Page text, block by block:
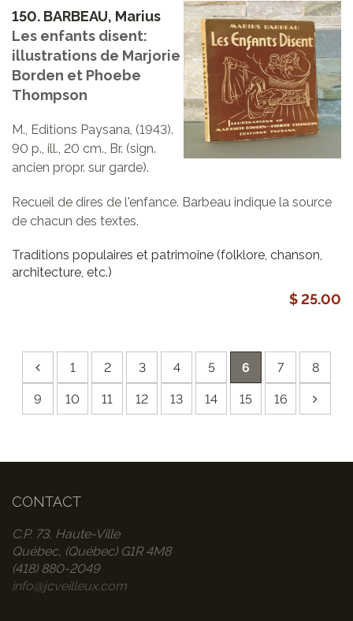
150. BARBEAU, Marius
Les enfants disent:
illustrations de Marjorie
Borden et Phoebe
Thompson
M., Editions Paysana, (1943).
90 p., ill., 20 cm., Br. (sign.
ancien propr. sur garde).
Recueil de dires de l'enfance. Barbeau indique la source
de chacun des textes.
Traditions populaires et patrimoine (folklore, chanson,
architecture, etc.)
$ 25.00
1 2 3 4 5 6 7 8
9 10 11 12 13 14 15 16
CONTACT
C.P. 73, Haute-Ville
Québec, (Québec) G1R 4M8
(418) 880-2049
info@jcveilleux.com